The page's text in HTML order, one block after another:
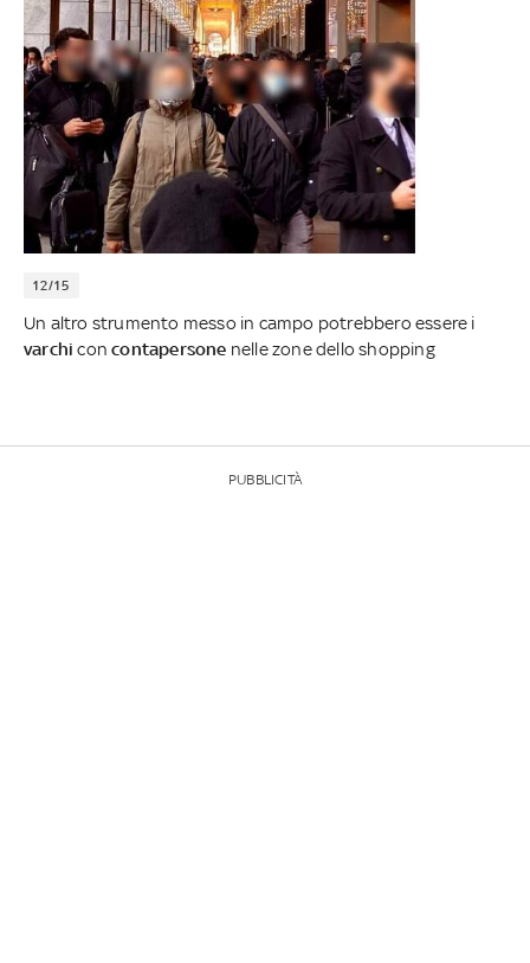
12/15
Un altro strumento messo in campo potrebbero essere i
varchiconcontapersone nelle zone dello shopping
PUBBLICITÀ